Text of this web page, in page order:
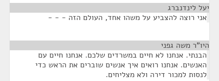
יעל לינדנברג
אני רוצה להצביע על משהו אחד, העולם הזה - - -
היו"ר משה גפני
הבנתי. אנחנו לא חיים במשרדים שלכם. אנחנו חיים עם
האנשים. אנחנו רואים איך אנשים שוברים את הראש כדי
לנסות למכור דירה ולא מצליחים.